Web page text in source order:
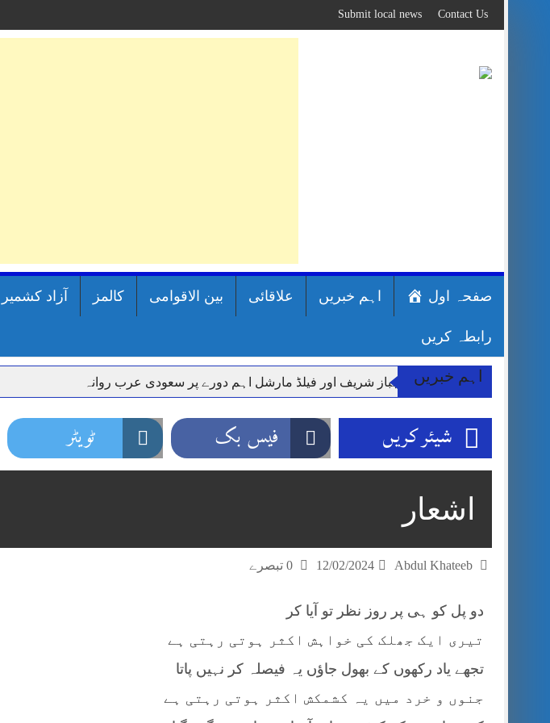
to
content
Contact Us
Submit local news
صفحہ اول اہم خبریں علاقائی بین الاقوامی کالمز آزاد کشمیر
رابطہ کریں
اہم خبریں
وزیر اعظم شہباز شریف اور فیلڈ مارشل اہم دورے پر سعودی عرب روانہ
قائداعظم نامی شہری کا شناختی کارڈ بلاک،عدالت کا شہری کو پیش ہونے کا حکم
ڈپٹی کمشنر راولپنڈی کیپٹن(ر) ندیم ناصر کا دورہء کلرسیداں
مون سون بارشیں، لینڈ سلائیڈنگ اور کوٹلی ستیاں کے نظر انداز متاثرین
شہید گر وپ کیپٹنعاصم طارق مکمل فوجی اعزاز کے ساتھ سپردِ خاک
شیئر کریں فیس بک ٹویٹر
اشعار
Abdul Khateeb
12/02/2024
دو پل کو ہی پر روز نظر تو آیا کر
تیری ایک جھلک کی خواہش اکثر ہوتی رہتی ہے
تجھے یاد رکھوں کے بھول جاؤں یہ فیصلہ کر نہیں پاتا
جنوں و خرد میں یہ کشمکش اکثر ہوتی رہتی ہے